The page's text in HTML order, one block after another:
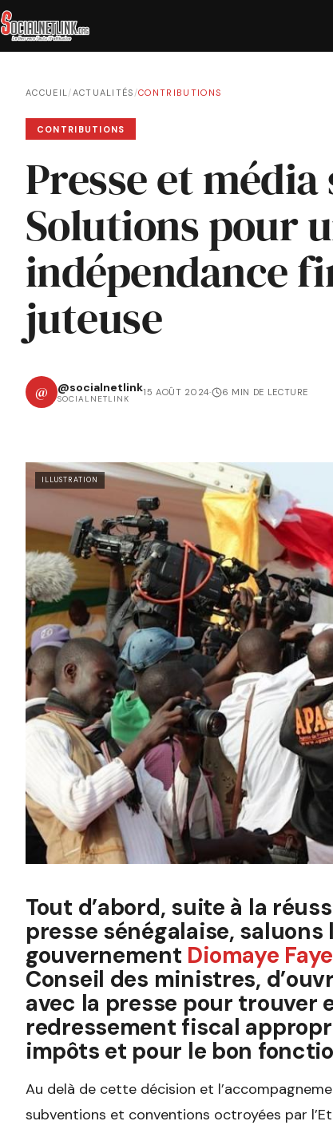
ACCUEIL/ACTUALITÉS /CONTRIBUTIONS
CONTRIBUTIONS
Presse et média
Solutions pour
indépendance
juteuse
@ @socialnetlink
SOCIALNETLINK
15 AOÛT 2024· 6 MIN DE LECTURE
ILLUSTRATION
Tout d’abord, suite à la
presse sénégalaise,
gouvernement Diomaye Faye
Conseil des ministres,
avec la presse pour trouver
redressement fiscal
impôts et pour le bon
Au delà de cette décision et
subventions et conventions octroyées par